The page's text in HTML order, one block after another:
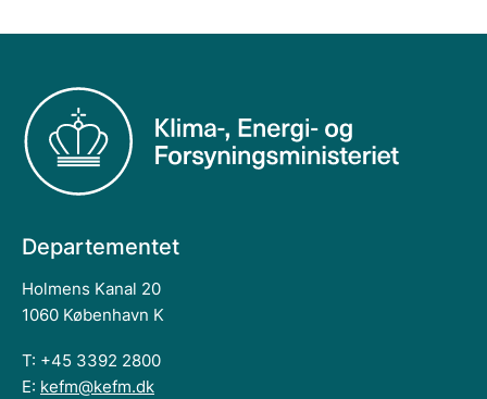
Departementet
Holmens Kanal 20
1060 København K
T: +45 3392 2800
E: kefm@kefm.dk